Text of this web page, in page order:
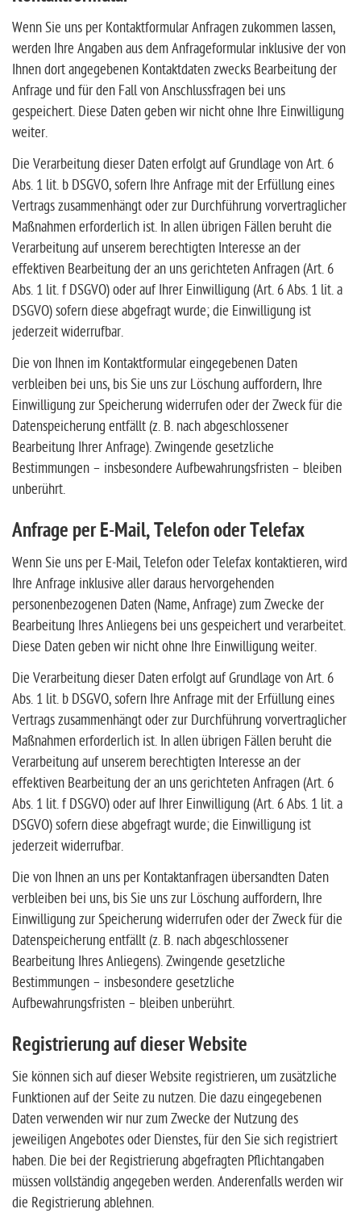
Wenn Sie uns per Kontaktformular Anfragen zukommen lassen,
werden Ihre Angaben aus dem Anfrageformular inklusive der von
Ihnen dort angegebenen Kontaktdaten zwecks Bearbeitung der
Anfrage und für den Fall von Anschlussfragen bei uns
gespeichert. Diese Daten geben wir nicht ohne Ihre Einwilligung
weiter.
Die Verarbeitung dieser Daten erfolgt auf Grundlage von Art. 6
Abs. 1 lit. b DSGVO, sofern Ihre Anfrage mit der Erfüllung eines
Vertrags zusammenhängt oder zur Durchführung vorvertraglicher
Maßnahmen erforderlich ist. In allen übrigen Fällen beruht die
Verarbeitung auf unserem berechtigten Interesse an der
effektiven Bearbeitung der an uns gerichteten Anfragen (Art. 6
Abs. 1 lit. f DSGVO) oder auf Ihrer Einwilligung (Art. 6 Abs. 1 lit. a
DSGVO) sofern diese abgefragt wurde; die Einwilligung ist
jederzeit widerrufbar.
Die von Ihnen im Kontaktformular eingegebenen Daten
verbleiben bei uns, bis Sie uns zur Löschung auffordern, Ihre
Einwilligung zur Speicherung widerrufen oder der Zweck für die
Datenspeicherung entfällt (z. B. nach abgeschlossener
Bearbeitung Ihrer Anfrage). Zwingende gesetzliche
Bestimmungen – insbesondere Aufbewahrungsfristen – bleiben
unberührt.
Anfrage per E-Mail, Telefon oder Telefax
Wenn Sie uns per E-Mail, Telefon oder Telefax kontaktieren, wird
Ihre Anfrage inklusive aller daraus hervorgehenden
personenbezogenen Daten (Name, Anfrage) zum Zwecke der
Bearbeitung Ihres Anliegens bei uns gespeichert und verarbeitet.
Diese Daten geben wir nicht ohne Ihre Einwilligung weiter.
Die Verarbeitung dieser Daten erfolgt auf Grundlage von Art. 6
Abs. 1 lit. b DSGVO, sofern Ihre Anfrage mit der Erfüllung eines
Vertrags zusammenhängt oder zur Durchführung vorvertraglicher
Maßnahmen erforderlich ist. In allen übrigen Fällen beruht die
Verarbeitung auf unserem berechtigten Interesse an der
effektiven Bearbeitung der an uns gerichteten Anfragen (Art. 6
Abs. 1 lit. f DSGVO) oder auf Ihrer Einwilligung (Art. 6 Abs. 1 lit. a
DSGVO) sofern diese abgefragt wurde; die Einwilligung ist
jederzeit widerrufbar.
Die von Ihnen an uns per Kontaktanfragen übersandten Daten
verbleiben bei uns, bis Sie uns zur Löschung auffordern, Ihre
Einwilligung zur Speicherung widerrufen oder der Zweck für die
Datenspeicherung entfällt (z. B. nach abgeschlossener
Bearbeitung Ihres Anliegens). Zwingende gesetzliche
Bestimmungen – insbesondere gesetzliche
Aufbewahrungsfristen – bleiben unberührt.
Registrierung auf dieser Website
Sie können sich auf dieser Website registrieren, um zusätzliche
Funktionen auf der Seite zu nutzen. Die dazu eingegebenen
Daten verwenden wir nur zum Zwecke der Nutzung des
jeweiligen Angebotes oder Dienstes, für den Sie sich registriert
haben. Die bei der Registrierung abgefragten Pflichtangaben
müssen vollständig angegeben werden. Anderenfalls werden wir
die Registrierung ablehnen.